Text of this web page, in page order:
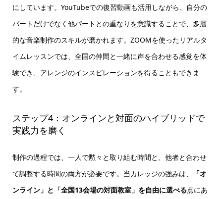
にしています。YouTubeでの復習動画も活用しながら、自分の
パートだけでなく他パートとの重なりを意識することで、多層
的な音楽制作のスキルが磨かれます。ZOOMを使ったリアルタ
イムレッスンでは、全国の仲間と一緒に声を合わせる感覚を体
験でき、アレンジのインスピレーションを得ることもできま
す。
ステップ4：オンラインと対面のハイブリッドで
実践力を磨く
制作の過程では、一人で黙々と取り組む時間と、他者と合わせ
て調整する時間の両方が必要です。当カレッジの強みは、
「オ
ンライン」と「全国13会場の対面教室」を自由に選べる点にあ